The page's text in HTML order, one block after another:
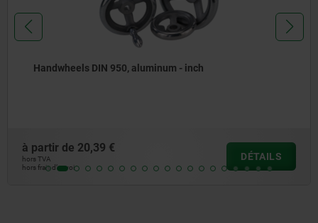
Handwheels DIN 950, aluminum - inch
à partir de 20,39 €
hors TVA
hors frais d’envoi
DÉTAILS